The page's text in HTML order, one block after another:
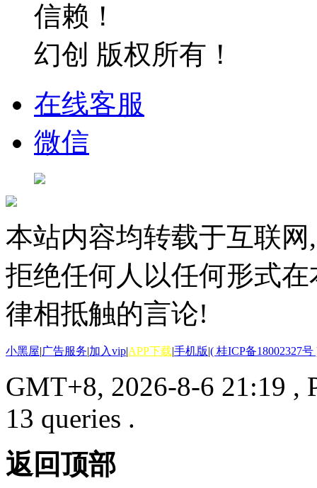
信赖！
幻创 版权所有！
在线客服
微信
本站内容均转载于互联
拒绝任何人以任何形式
律相抵触的言论!
小黑屋|广告服务|加入vip|APP下载|手机版|( 桂ICP备18002327号
GMT+8, 2026-8-6 21:19 ,
13 queries .
返回顶部